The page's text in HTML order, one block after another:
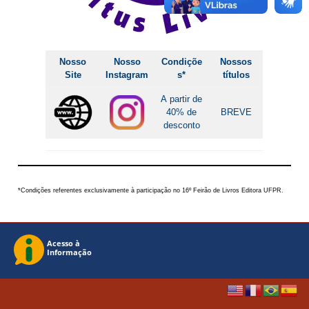
Nosso
Site
Nosso
Instagram
Condiçõe
s*
Nossos
títulos
A partir de
40% de
desconto
BREVE
*Condições referentes exclusivamente à participação no 16º Feirão de Livros Editora UFPR.